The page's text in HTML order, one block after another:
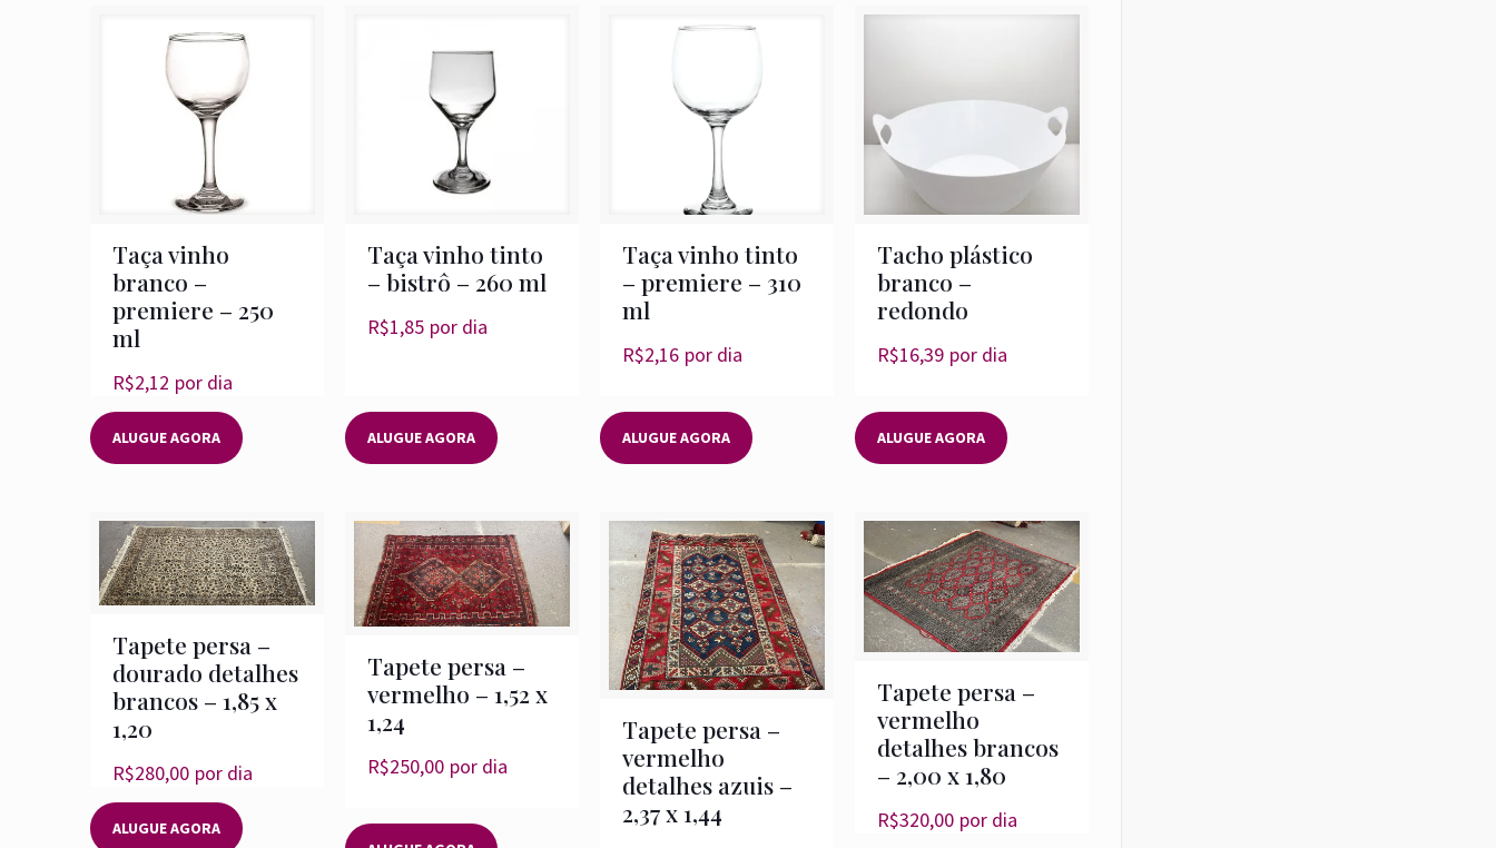
Taça vinho
branco –
premiere – 250
ml
R$2,12 por dia
ALUGUE AGORA
Taça vinho tinto
– bistrô – 260 ml
R$1,85 por dia
ALUGUE AGORA
Taça vinho tinto
– premiere – 310
ml
R$2,16 por dia
ALUGUE AGORA
Tacho plástico
branco –
redondo
R$16,39 por dia
ALUGUE AGORA
Tapete persa –
dourado detalhes
brancos – 1,85 x
1,20
R$280,00 por dia
ALUGUE AGORA
Tapete persa –
vermelho – 1,52 x
1,24
R$250,00 por dia
Tapete persa –
vermelho
detalhes azuis –
2,37 x 1,44
Tapete persa –
vermelho
detalhes brancos
– 2,00 x 1,80
R$320,00 por dia